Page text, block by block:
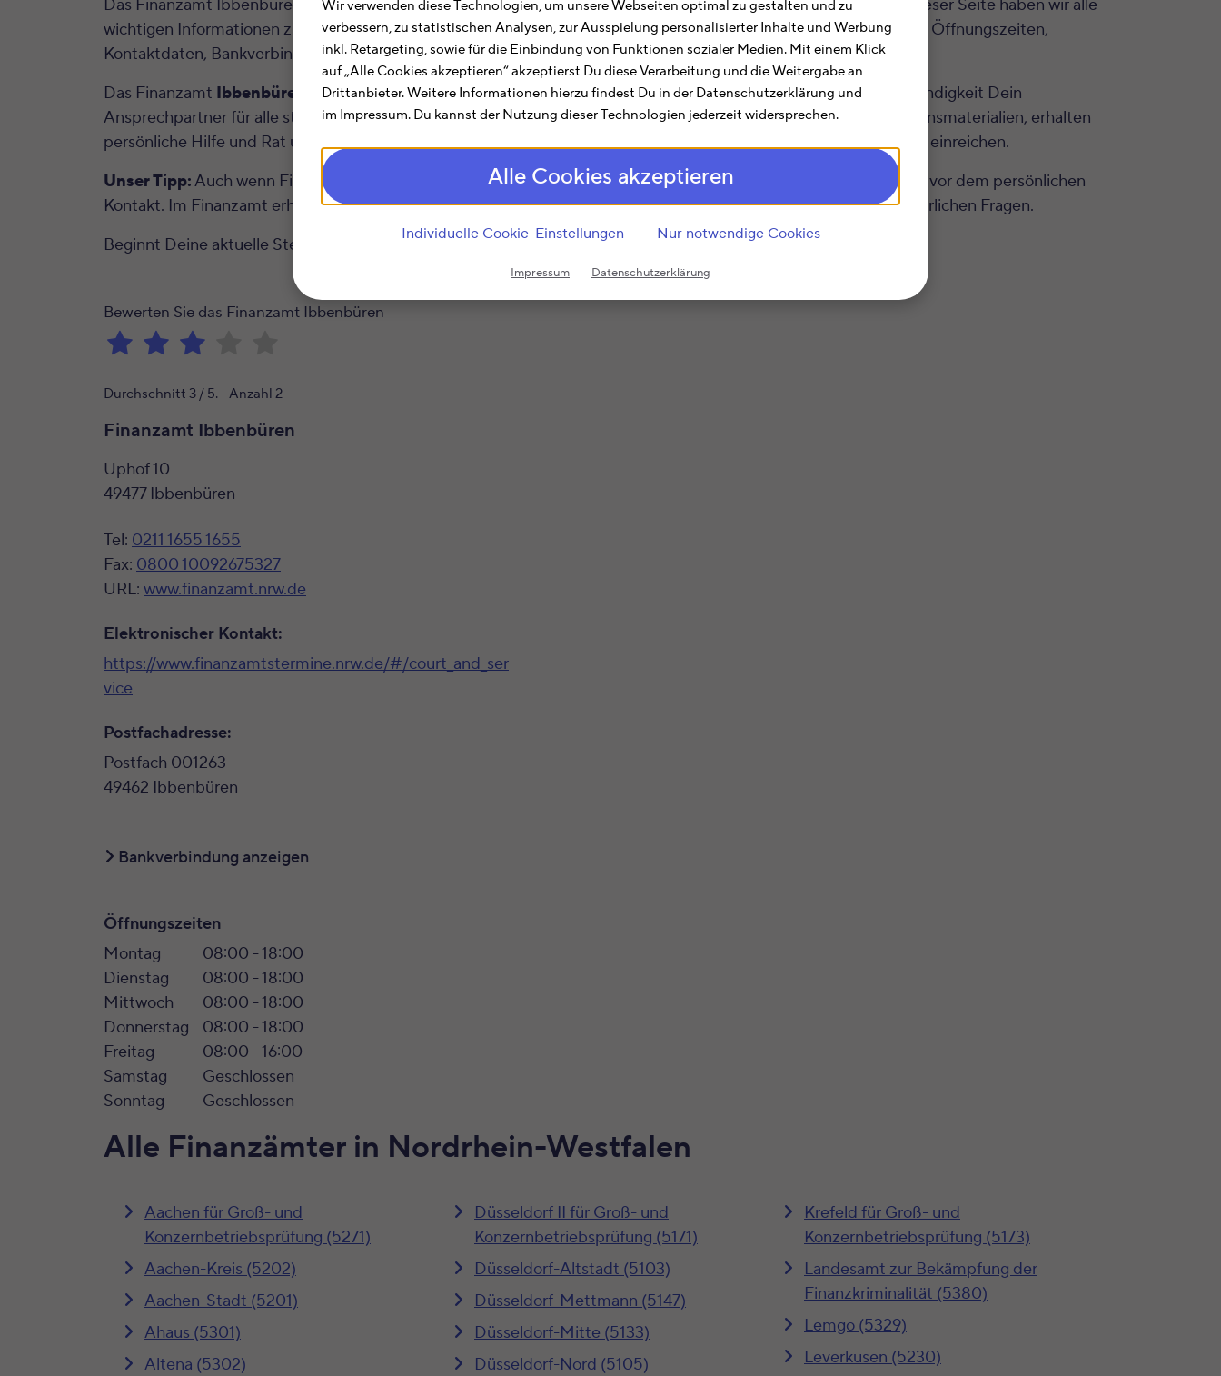
Wir verwenden diese Technologien, um unsere Webseiten optimal zu gestalten und zu
verbessern, zu statistischen Analysen, zur Ausspielung personalisierter Inhalte und Werbung
inkl. Retargeting, sowie für die Einbindung von Funktionen sozialer Medien. Mit einem Klick
auf „Alle Cookies akzeptieren“ akzeptierst Du diese Verarbeitung und die Weitergabe an
Drittanbieter. Weitere Informationen hierzu findest Du in der Datenschutzerklärung und
im Impressum. Du kannst der Nutzung dieser Technologien jederzeit widersprechen.
Alle Cookies akzeptieren
Individuelle Cookie-Einstellungen Nur notwendige Cookies
Impressum Datenschutzerklärung
Das Finanzamt Ibbenbüren (Nordrhein-Westfalen) hilft Dir bei allen Belangen rund um die Steuererklärung. Auf dieser Seite haben wir alle
wichtigen Informationen zum Finanzamt Ibbenbüren für Dich zusammengefasst. Hier findest Du Informationen zu Öffnungszeiten,
Kontaktdaten, Bankverbindung und mehr.
Das Finanzamt Ibbenbüren mit der Finanzamtsnummer5327ist im Rahmen der regionalen und sachlichen Zuständigkeit Dein
Ansprechpartner für alle steuerlichen Fragen und Angelegenheiten. Hier finden Bürger ausIbbenbüren
Informationsmaterialien, erhalten
persönliche Hilfe und Rat und können Anträge (z.B. zum Steuerklassenwechsel oder zu Lohnsteuerermäßigungen) einreichen.
Unser Tipp:Auch wenn Finanzämtern oft ein angestaubtes und bürokratisches Image anheftet, scheue Dich nicht vor dem persönlichen
Kontakt. Im Finanzamt erhältst Du im Rahmen der Zuständigkeit sicher verbindliche Auskünfte zu all Deinen steuerlichen Fragen.
Beginnt Deine aktuelle Steuernummer mit5327, dann ist das Finanzamt Ibbenbüren für Dich zuständig.
Bewerten Sie das Finanzamt Ibbenbüren
Durchschnitt 3 / 5. Anzahl 2
Finanzamt Ibbenbüren
Uphof 10
49477 Ibbenbüren
Tel: 0211 1655 1655
Fax: 0800 10092675327
URL: www.finanzamt.nrw.de
Elektronischer Kontakt:
https://www.finanzamtstermine.nrw.de/#/court_and_ser
vice
Postfachadresse:
Postfach 001263
49462 Ibbenbüren
Bankverbindung anzeigen
Öffnungszeiten
Montag
08:00 - 18:00
Dienstag
08:00 - 18:00
Mittwoch
08:00 - 18:00
Donnerstag
08:00 - 18:00
Freitag
08:00 - 16:00
Samstag
Geschlossen
Sonntag
Geschlossen
Alle Finanzämter in Nordrhein-Westfalen
Aachen für Groß- und
Konzernbetriebsprüfung (5271)
Aachen-Kreis (5202)
Aachen-Stadt (5201)
Ahaus (5301)
Altena (5302)
Düsseldorf II für Groß- und
Konzernbetriebsprüfung (5171)
Düsseldorf-Altstadt (5103)
Düsseldorf-Mettmann (5147)
Düsseldorf-Mitte (5133)
Düsseldorf-Nord (5105)
Krefeld für Groß- und
Konzernbetriebsprüfung (5173)
Landesamt zur Bekämpfung der
Finanzkriminalität (5380)
Lemgo (5329)
Leverkusen (5230)